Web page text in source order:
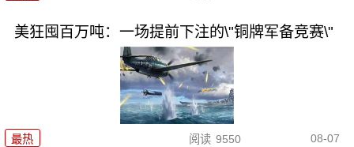
美狂囤百万吨：一场提前下注的\"铜牌军备竞赛\"
最热 阅读 9550 08-07